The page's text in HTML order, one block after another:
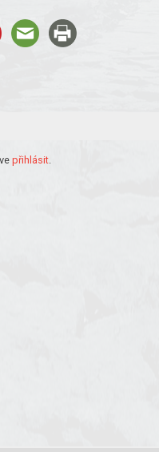
přihlásit.